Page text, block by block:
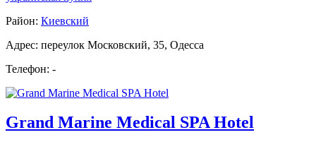
Район: Киевский
Адрес: переулок Московский, 35, Одесса
Телефон: -
Grand Marine Medical SPA Hotel